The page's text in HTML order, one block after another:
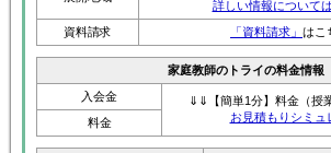
「資料請求」は
家庭教師のトライの料金情報
⇓⇓【簡単1分】料金（授
お見積もりシミュ
料金
学年 コ